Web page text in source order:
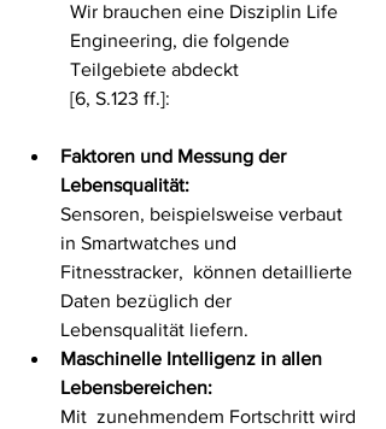
Wir brauchen eine Disziplin Life
Engineering, die folgende
Teilgebiete abdeckt
[6, S.123 ff.]:
Faktoren und Messung der
Lebensqualität:
Sensoren, beispielsweise verbaut
in Smartwatches und
Fitnesstracker,  können detaillierte
Daten bezüglich der
Lebensqualität liefern.
Maschinelle Intelligenz in allen
Lebensbereichen:
Mit  zunehmendem Fortschritt wird